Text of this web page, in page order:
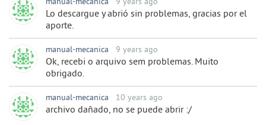
manual-mecanica 9 years ago
Lo descargue y abrió sin problemas, gracias por el
aporte.
manual-mecanica 9 years ago
Ok, recebi o arquivo sem problemas. Muito
obrigado.
manual-mecanica 10 years ago
archivo dañado, no se puede abrir :/